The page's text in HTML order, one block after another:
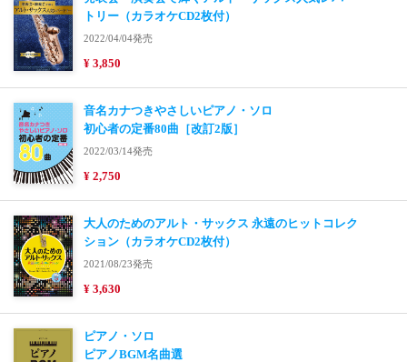
トリー（カラオケCD2枚付）
2022/04/04発売
¥ 3,850
音名カナつきやさしいピアノ・ソロ
初心者の定番80曲［改訂2版］
2022/03/14発売
¥ 2,750
大人のためのアルト・サックス 永遠のヒットコレク
ション（カラオケCD2枚付）
2021/08/23発売
¥ 3,630
ピアノ・ソロ
ピアノBGM名曲選